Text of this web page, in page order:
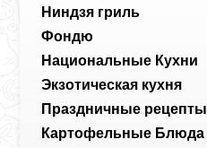
Ниндзя гриль
Фондю
Национальные Кухни
Экзотическая кухня
Праздничные рецепты
Картофельные Блюда